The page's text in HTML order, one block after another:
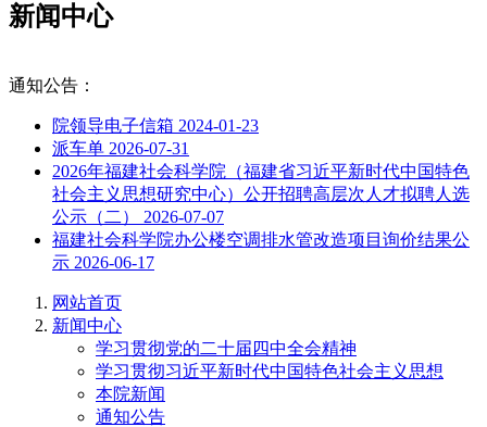
新闻中心
通知公告：
院领导电子信箱 2024-01-23
派车单 2026-07-31
2026年福建社会科学院（福建省习近平新时代中国特色
社会主义思想研究中心）公开招聘高层次人才拟聘人选
公示（二） 2026-07-07
福建社会科学院办公楼空调排水管改造项目询价结果公
示 2026-06-17
网站首页
新闻中心
学习贯彻党的二十届四中全会精神
学习贯彻习近平新时代中国特色社会主义思想
本院新闻
通知公告